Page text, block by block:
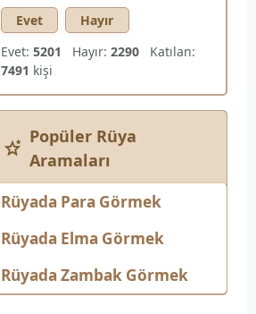
Evet
Hayır
Evet: 5201 Hayır: 2290Katılan:
7491 kişi
Popüler Rüya
Aramaları
Rüyada Para Görmek
Rüyada Elma Görmek
Rüyada Zambak Görmek